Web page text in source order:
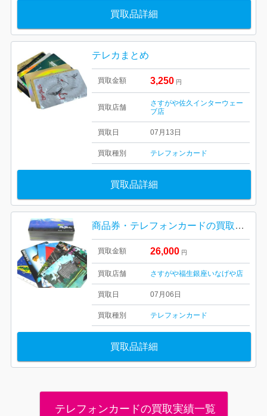
買取品詳細
テレカまとめ
買取金額 3,250 円
買取店舗
さすがや佐久インターウェー
ブ店
買取日 07月13日
買取種別 テレフォンカード
買取品詳細
商品券・テレフォンカードの買取もさすがや！| 福生市牛浜| テレフォンカードおまとめ
買取金額 26,000 円
買取店舗 さすがや福生銀座いなげや店
買取日 07月06日
買取種別 テレフォンカード
買取品詳細
テレフォンカードの買取実績一覧